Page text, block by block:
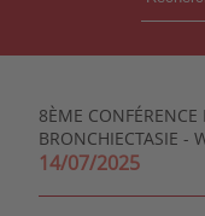
8ÈME
BRONCHIECTASIE -
14/07/2025